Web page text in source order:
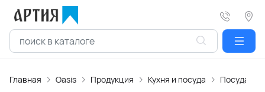
Главная Oasis Продукция Кухня и посуда Посуда